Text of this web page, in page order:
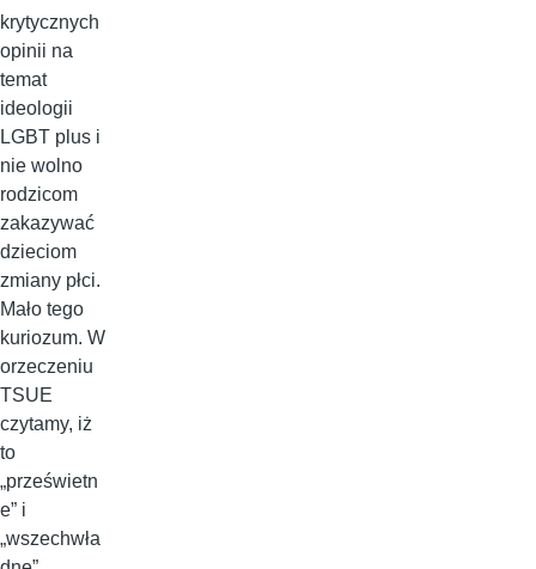
krytycznych
opinii na
temat
ideologii
LGBT plus i
nie wolno
rodzicom
zakazywać
dzieciom
zmiany płci.
Mało tego
kuriozum. W
orzeczeniu
TSUE
czytamy, iż
to
„prześwietn
e” i
„wszechwła